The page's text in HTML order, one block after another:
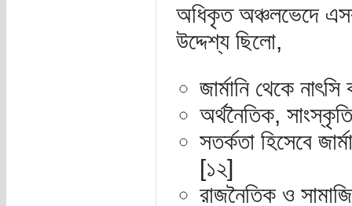
অধিকৃত অঞ্চলভেদে
উদ্দেশ্য ছিলো,
জার্মানি থেকে
অর্থনৈতিক,
সতর্কতা হিসেবে
[১২]
রাজনৈতিক ও